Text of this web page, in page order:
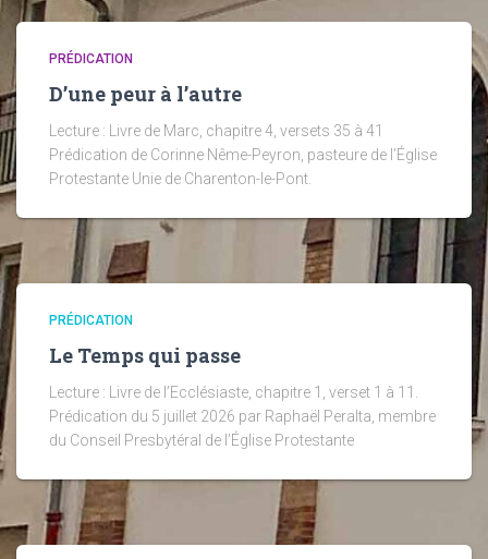
PRÉDICATION
D’une peur à l’autre
Lecture : Livre de Marc, chapitre 4, versets 35 à 41
Prédication de Corinne Nême-Peyron, pasteure de l’Église
Protestante Unie de Charenton-le-Pont.
PRÉDICATION
Le Temps qui passe
Lecture : Livre de l’Ecclésiaste, chapitre 1, verset 1 à 11.
Prédication du 5 juillet 2026 par Raphaël Peralta, membre
du Conseil Presbytéral de l’Église Protestante